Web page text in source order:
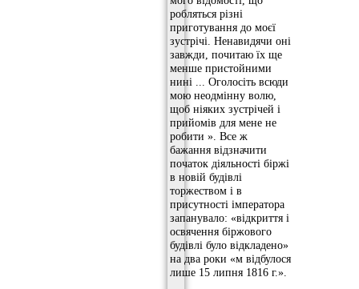
робляться різні
приготування до моєї
зустрічі. Ненавидячи оні
завжди, почитаю їх ще
менше пристойними
нині ... Оголосіть всюди
мою неодмінну волю,
щоб ніяких зустрічей і
прийомів для мене не
робити ». Все ж
бажання відзначити
початок діяльності біржі
в новій будівлі
торжеством і в
присутності імператора
запанувало: «відкриття і
освячення біржового
будівлі було відкладено»
на два роки «м відбулося
лише 15 липня 1816 г.».